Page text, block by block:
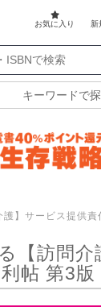
お気に入り 新
キーワードで
】サービス提供
【訪問介
帖 第3版